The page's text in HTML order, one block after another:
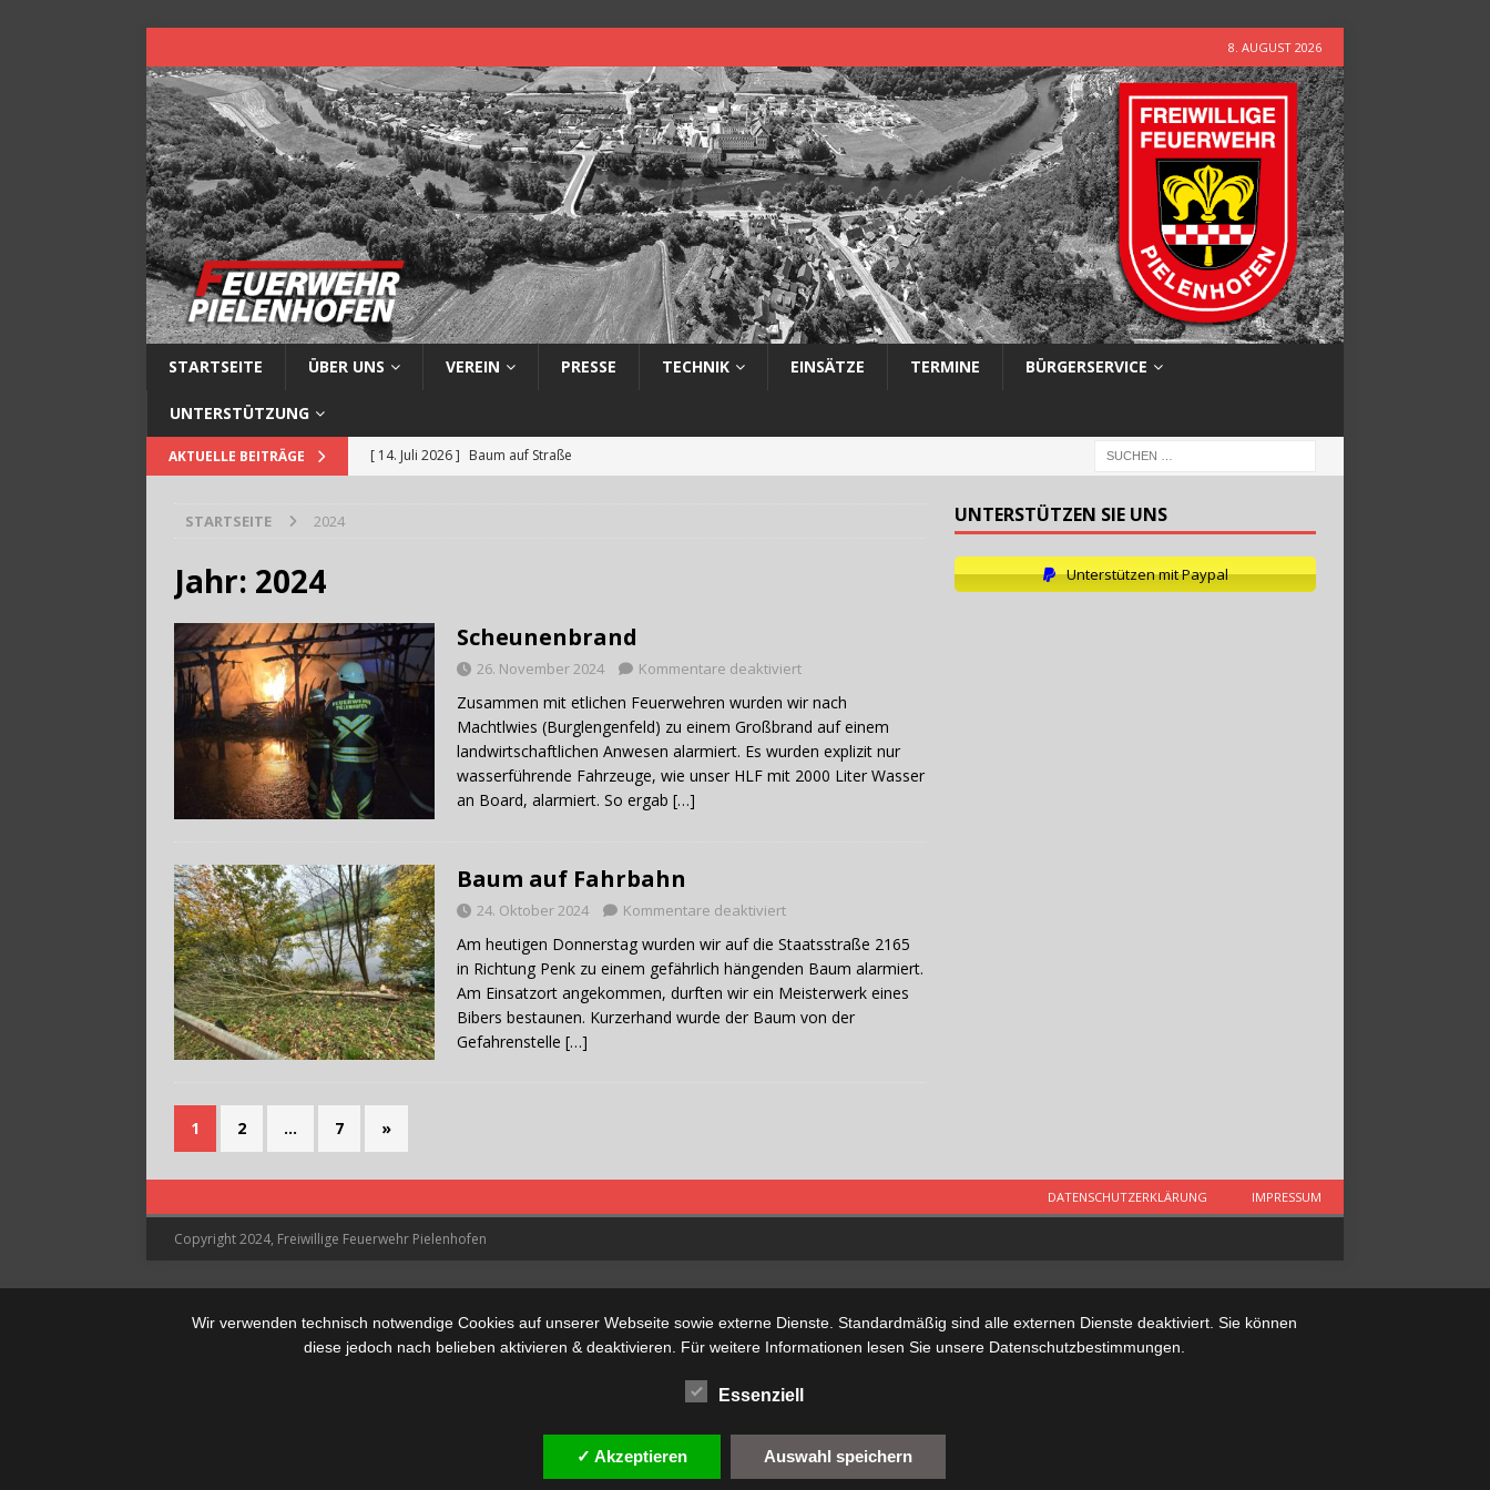
8. AUGUST 2026
STARTSEITE ÜBER UNS VEREIN PRESSE TECHNIK EINSÄTZE TERMINE BÜRGERSERVICE
UNTERSTÜTZUNG
AKTUELLE BEITRÄGE [ 14. Juli 2026 ] Baum auf Straße
STARTSEITE 2024
Jahr: 2024
Scheunenbrand
26. November 2024 Kommentare deaktiviert
Zusammen mit etlichen Feuerwehren wurden wir nach
Machtlwies (Burglengenfeld) zu einem Großbrand auf einem
landwirtschaftlichen Anwesen alarmiert. Es wurden explizit nur
wasserführende Fahrzeuge, wie unser HLF mit 2000 Liter Wasser
an Board, alarmiert. So ergab […]
Baum auf Fahrbahn
24. Oktober 2024 Kommentare deaktiviert
Am heutigen Donnerstag wurden wir auf die Staatsstraße 2165
in Richtung Penk zu einem gefährlich hängenden Baum alarmiert.
Am Einsatzort angekommen, durften wir ein Meisterwerk eines
Bibers bestaunen. Kurzerhand wurde der Baum von der
Gefahrenstelle […]
1 2 … 7 »
UNTERSTÜTZEN SIE UNS
Unterstützen mit Paypal
DATENSCHUTZERKLÄRUNG IMPRESSUM
Copyright 2024, Freiwillige Feuerwehr Pielenhofen
Wir verwenden technisch notwendige Cookies auf unserer Webseite sowie externe Dienste. Standardmäßig sind alle externen Dienste deaktiviert. Sie können
diese jedoch nach belieben aktivieren & deaktivieren. Für weitere Informationen lesen Sie unsere Datenschutzbestimmungen.
Essenziell
✓ Akzeptieren Auswahl speichern